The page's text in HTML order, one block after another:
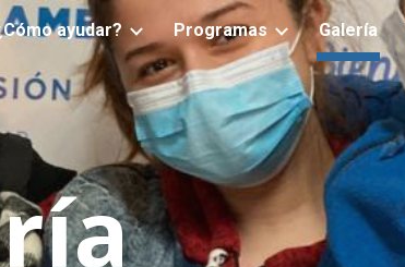
Skip to navigation
ayudar? Programas Galería